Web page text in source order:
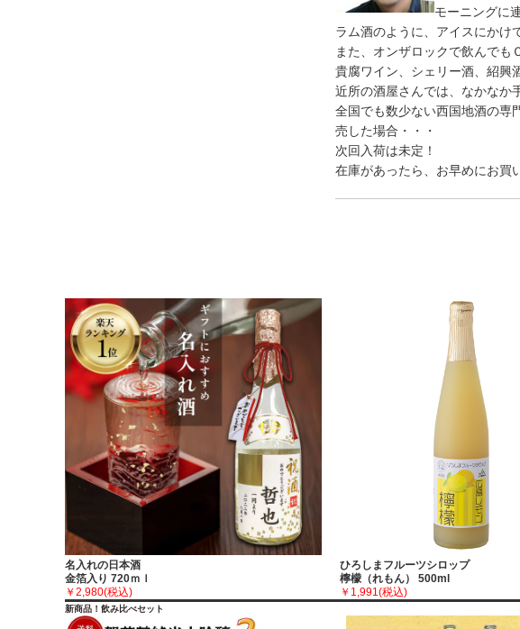
モーニングに
ラム酒のように、アイスにかけ
また、オンザロックで飲んでも
貴腐ワイン、シェリー酒、紹興
近所の酒屋さんでは、なかなか
全国でも数少ない西国地酒の専
売した場合・・・
次回入荷は未定！
在庫があったら、お早めにお買
名入れの日本酒
金箔入り 720ｍｌ
￥2,980(税込)
ひろしまフルーツシロップ
檸檬（れもん） 500ml
￥1,991(税込)
新商品！飲み比べセット